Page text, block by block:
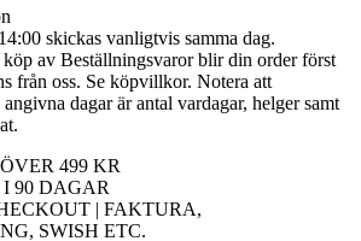
skickas vanligtvis samma dag.
av Beställningsvaror blir din order först
från oss. Se köpvillkor. Notera att
dagar är antal vardagar, helger samt
499 KR
I 90 DAGAR
| FAKTURA,
SWISH ETC.